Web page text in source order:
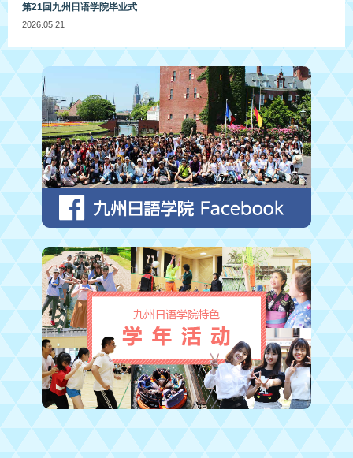
第21回九州日语学院毕业式
2026.05.21